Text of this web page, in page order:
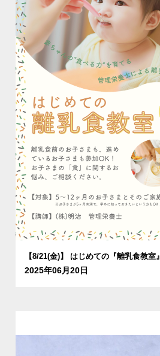
【8/21(金)】 はじめての『離乳食教室』
2025年06月20日